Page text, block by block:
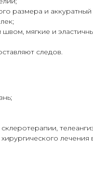
размера и
мягкие и
следов.